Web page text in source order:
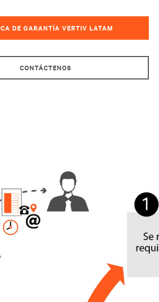
DE GARANTÍA VERTIV LATAM
CONTÁCTENOS